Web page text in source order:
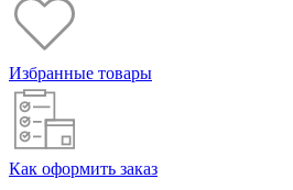
Избранные товары
Как оформить заказ